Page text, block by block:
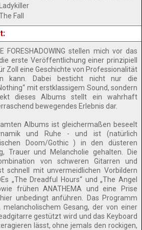
Fall
FORESHADOWING stellen mich vor das
erste Veröffentlichung einer prinzipiell
Zoll eine Geschichte von Professionalität
kann. Dabei besticht nicht nur die
mit erstklassigem Sound, sondern
dieses Albums stellt ein wahrhaft
bewegendes Erlebnis dar.
Albums ist gleichermaßen beseelt
und Ruhe - und ist (natürlich
Doom/Gothic ) in den düsteren
Trauer und Melancholie gehalten. Die
von schweren Gitarren und
schnell mit unvermeidlichen Vorbildern
„The Dreadful Hours“ und „The Angel
frühen ANATHEMA und eine Prise
unbedingt anführen. Das Programm
Gesang, der von einer
gestützt wird und das Keyboard
lässt, ohne jemals den rockigen,